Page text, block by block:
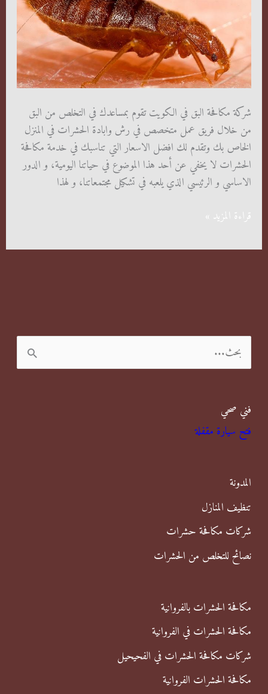
شركة مكافحة البق في الكويت تقوم بمساعدك في التخلص من البق
من خلال فريق عمل متخصص في رش وابادة الحشرات في المنزل
الخاص بك وتقدم لك افضل الاسعار التي تناسبك في خدمة مكافحة
الحشرات لا يخفي عن أحد هذا الموضوع في حياتنا اليومية، و الدور
الاساسي و الرئيسي الذي يلعبه في تشكيل مجتمعاتنا، و لهذا
شركة
البق
قراءة المزيد »
ل
ح
ث
ن
فني صحي
فتح سيارة مقفلة
المدونة
تنظيف المنازل
شركات مكافحة حشرات
نصائح للتخلص من الحشرات
مكافحة الحشرات بالفروانية
مكافحة الحشرات في الفروانية
شركات مكافحة الحشرات في الفحيحيل
مكافحة الحشرات الفروانية